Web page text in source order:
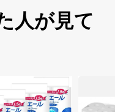
人が見て